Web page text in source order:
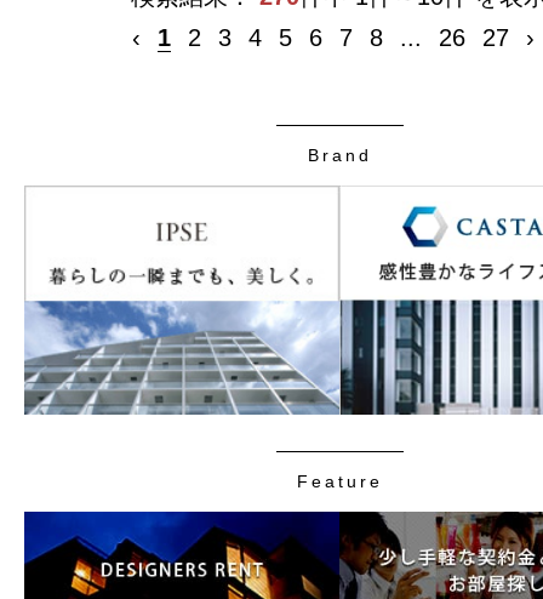
‹
1 2 3 4 5 6 7 8 ... 26 27 ›
Brand
Feature